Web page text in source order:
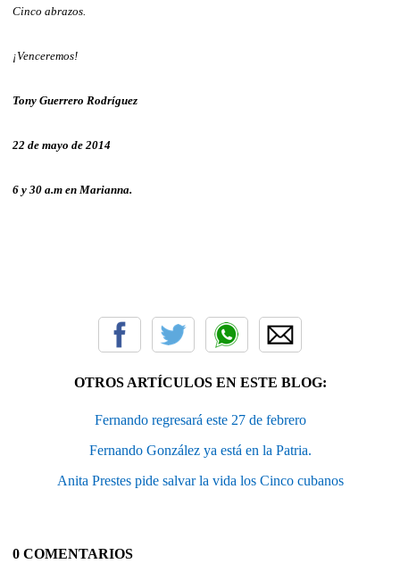
Cinco abrazos.
¡Venceremos!
Tony Guerrero Rodríguez
22 de mayo de 2014
6 y 30 a.m en Marianna.
OTROS ARTÍCULOS EN ESTE BLOG:
Fernando regresará este 27 de febrero
Fernando González ya está en la Patria.
Anita Prestes pide salvar la vida los Cinco cubanos
0 COMENTARIOS